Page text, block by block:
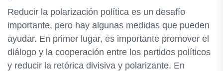
Reducir la polarización política es un desafío
importante, pero hay algunas medidas que pueden
ayudar. En primer lugar, es importante promover el
diálogo y la cooperación entre los partidos políticos
y reducir la retórica divisiva y polarizante. En